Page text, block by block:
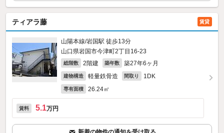
ティアラ藤 賃貸
山陽本線/岩国駅 徒歩13分
山口県岩国市今津町2丁目16-23
総階数 2階建 築年数 築27年6ヶ月
建物構造 軽量鉄骨造 間取り 1DK
専有面積 26.24㎡
賃料 5.1万円